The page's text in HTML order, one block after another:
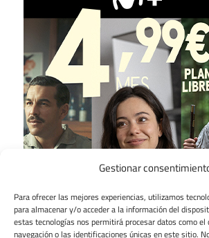
Gestionar
Para ofrecer las mejores experiencias, utilizamos
para almacenar y/o acceder a la información del
estas tecnologías nos permitirá procesar datos como
navegación o las identificaciones únicas en este sitio.